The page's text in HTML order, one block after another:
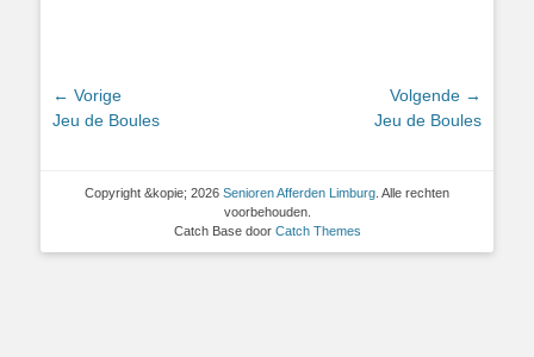
Bericht
navigatie
← Vorige
Vorig
Jeu de Boules
Volgende →
Jeu de Boules
Copyright &kopie; 2026 Senioren Afferden Limburg . Alle rechten
voorbehouden.
Catch Base door Catch Themes